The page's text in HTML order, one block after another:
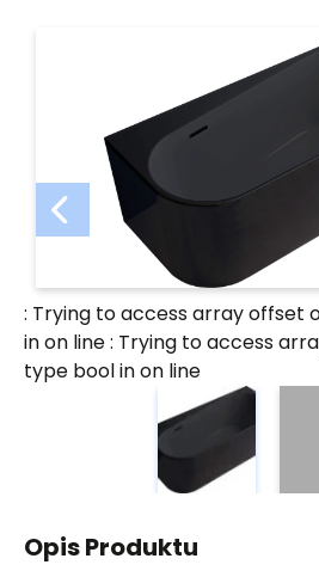
: Trying to access array offset
inon line: Trying to access
type bool inon line
Opis Produktu